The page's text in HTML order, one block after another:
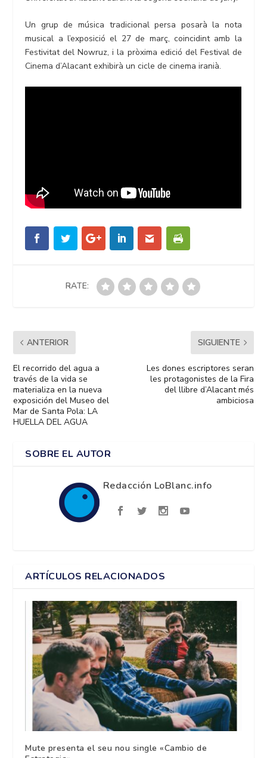
Un grup de música tradicional persa posarà la nota
musical a l’exposició el 27 de març, coincidint amb la
Festivitat del Nowruz, i la pròxima edició del Festival de
Cinema d’Alacant exhibirà un cicle de cinema iranià.
RATE:
ANTERIOR
El recorrido del agua a
través de la vida se
materializa en la nueva
exposición del Museo del
Mar de Santa Pola: LA
HUELLA DEL AGUA
SIGUIENTE
Les dones escriptores seran
les protagonistes de la Fira
del llibre d’Alacant més
ambiciosa
SOBRE EL AUTOR
Redacción LoBlanc.info
ARTÍCULOS RELACIONADOS
Mute presenta el seu nou single «Cambio de